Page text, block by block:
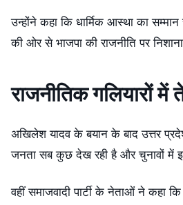
उन्होंने कहा कि धार्मिक आस्था का
की ओर से भाजपा की राजनीति पर निशाना
राजनीतिक गलियारों
अखिलेश यादव के बयान के बाद उत्तर
जनता सब कुछ देख रही है और चुनावों में
वहीं समाजवादी पार्टी के नेताओं ने कहा